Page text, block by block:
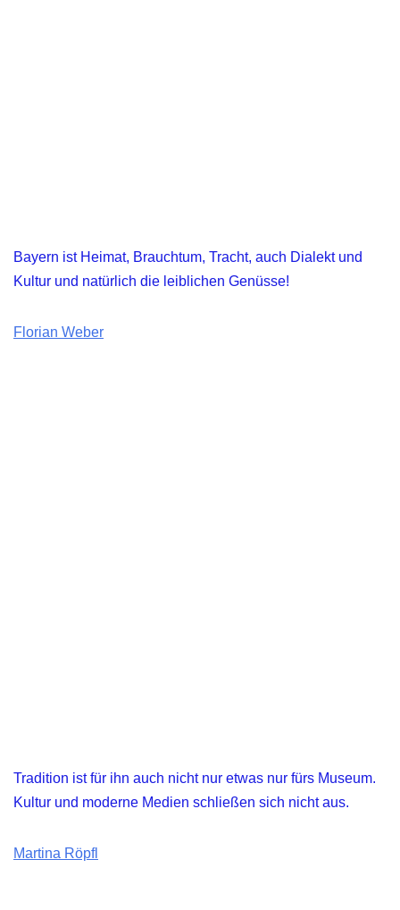
Bayern ist Heimat, Brauchtum, Tracht, auch Dialekt und
Kultur und natürlich die leiblichen Genüsse!
Florian Weber
Tradition ist für ihn auch nicht nur etwas nur fürs Museum.
Kultur und moderne Medien schließen sich nicht aus.
Martina Röpfl